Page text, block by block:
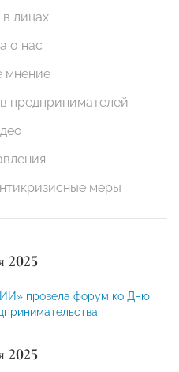
лицах
о нас
мнение
предпринимателей
меры
2025
провела форум ко Дню
2025